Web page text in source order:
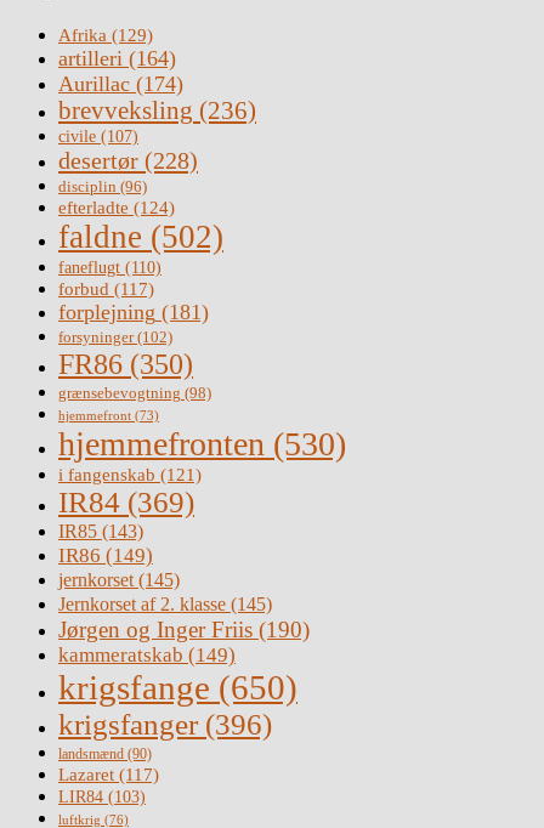
Afrika (129)
artilleri (164)
Aurillac (174)
brevveksling (236)
civile (107)
desertør (228)
disciplin (96)
efterladte (124)
faldne (502)
faneflugt (110)
forbud (117)
forplejning (181)
forsyninger(102)
FR86 (350)
grænsebevogtning (98)
hjemmefront (73)
hjemmefronten (530)
i fangenskab (121)
IR84 (369)
IR85 (143)
IR86 (149)
jernkorset (145)
Jernkorset af 2. klasse (145)
Jørgen og Inger Friis (190)
kammeratskab (149)
krigsfange (650)
krigsfanger (396)
landsmænd (90)
Lazaret (117)
LIR84 (103)
luftkrig (76)